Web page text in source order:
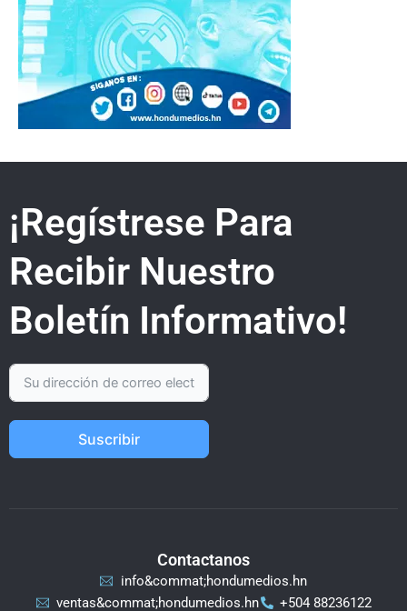
¡Regístrese Para
Recibir Nuestro
Boletín Informativo!
Suscribir
Contactanos
info&commat;hondumedios.hn
ventas&commat;hondumedios.hn
+504 88236122